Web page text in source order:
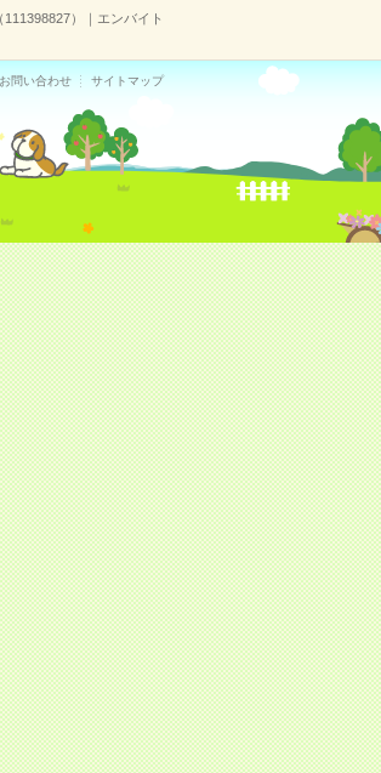
）｜エンバイト
問い合わせ サイトマップ